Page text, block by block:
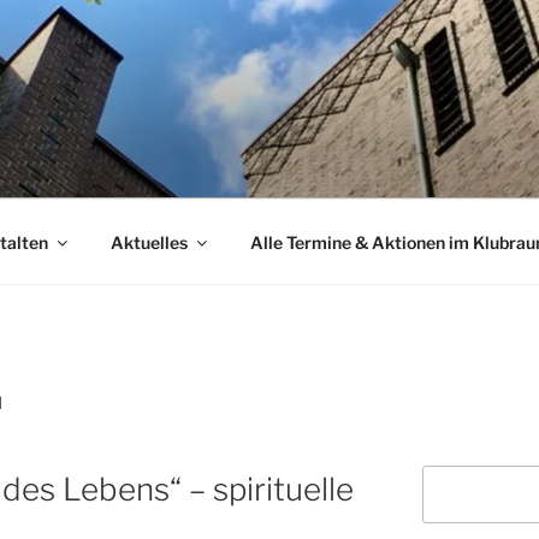
Aktuelles Alle Termine & Aktionen im
Lebens“ – spirituelle